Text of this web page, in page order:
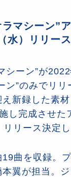
マシーン”
水）リリー
シーン”が
ン”のみでリ
新録した素
し完成させた
リース決定
曲を収録。
翼が担当。